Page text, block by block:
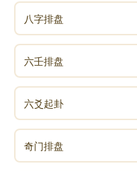
八字排盘
六壬排盘
六爻起卦
奇门排盘